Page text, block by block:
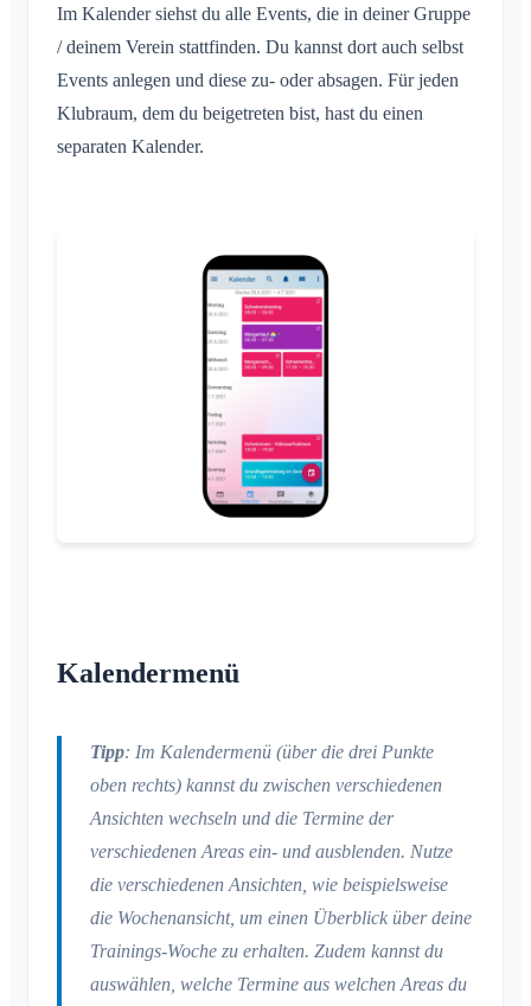
Standort teilen
Persönlicher Kalender
Synchronisation
Konversationen
Konversation in Area
Konversation zu Event
Benachrichtigungsprofile
Was ist eine Area-Gruppe?
Account & Einstellungen
Mehrere Klubräume
Weiterer Klubraum
Klubraum Verlassen
App-Zugriffsberechtigungen
Quickstart für Admins
Zusätzliche Admins
Name des Klubraums ändern
Klubraum schließen
Unterstützte Browser
Im Kalender siehst du alle Events, die in deiner Gruppe
/ deinem Verein stattfinden. Du kannst dort auch selbst
Events anlegen und diese zu- oder absagen. Für jeden
Klubraum, dem du beigetreten bist, hast du einen
separaten Kalender.
Kalendermenü
Tipp: Im Kalendermenü (über die drei Punkte
oben rechts) kannst du zwischen verschiedenen
Ansichten wechseln und die Termine der
verschiedenen Areas ein- und ausblenden. Nutze
die verschiedenen Ansichten, wie beispielsweise
die Wochenansicht, um einen Überblick über deine
Trainings-Woche zu erhalten. Zudem kannst du
auswählen, welche Termine aus welchen Areas du